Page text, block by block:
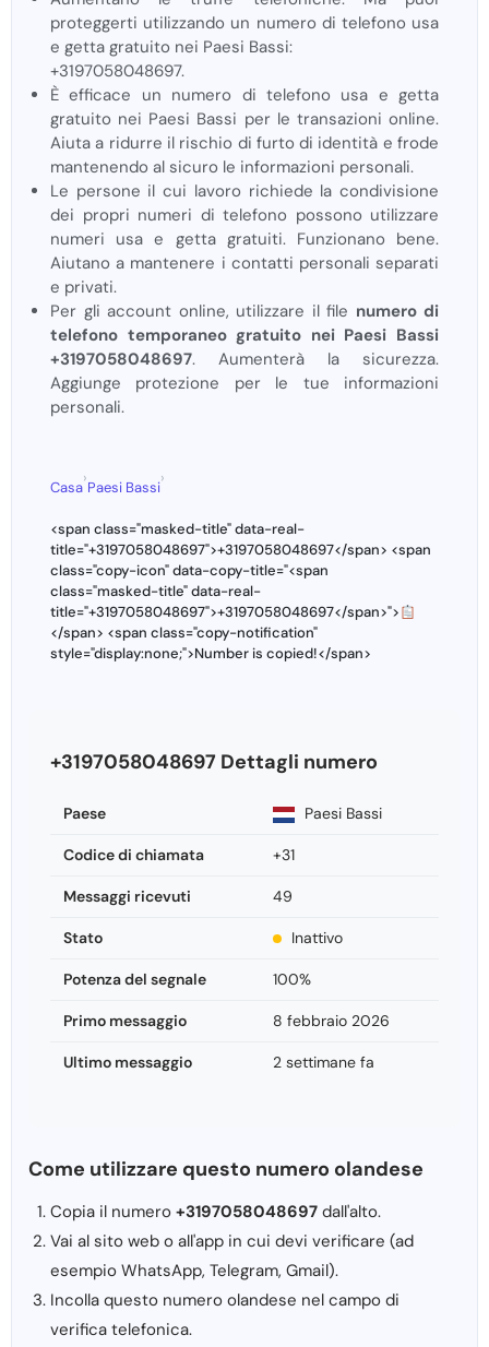
proteggerti utilizzando un numero di telefono usa
e getta gratuito nei Paesi Bassi:
+3197058048697.
È efficace un numero di telefono usa e getta
gratuito nei Paesi Bassi per le transazioni online.
Aiuta a ridurre il rischio di furto di identità e frode
mantenendo al sicuro le informazioni personali.
Le persone il cui lavoro richiede la condivisione
dei propri numeri di telefono possono utilizzare
numeri usa e getta gratuiti. Funzionano bene.
Aiutano a mantenere i contatti personali separati
e privati.
Per gli account online, utilizzare il file numero di
telefono temporaneo gratuito nei Paesi Bassi
+3197058048697. Aumenterà la sicurezza.
Aggiunge protezione per le tue informazioni
personali.
Casa
›
Paesi Bassi
›
<span class="masked-title" data-real-
title="+3197058048697">+3197058048697</span> <span
class="copy-icon" data-copy-title="<span
class="masked-title" data-real-
title="+3197058048697">+3197058048697</span>">
</span> <span class="copy-notification"
style="display:none;">Number is copied!</span>
+3197058048697 Dettagli numero
Paese Paesi Bassi
Codice di chiamata +31
Messaggi ricevuti 49
Stato Inattivo
Potenza del segnale 100%
Primo messaggio 8 febbraio 2026
Ultimo messaggio 2 settimane fa
Come utilizzare questo numero olandese
Copia il numero +3197058048697 dall'alto.
Vai al sito web o all'app in cui devi verificare (ad
esempio WhatsApp, Telegram, Gmail).
Incolla questo numero olandese nel campo di
verifica telefonica.